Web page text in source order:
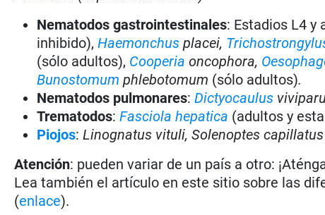
Nematodos gastrointestinales: Estadios L4 y
inhibido),Haemonchus placei,
(sólo adultos), Cooperia oncophora,
Bunostomum phlebotomum (sólo adultos).
Nematodos pulmonares: Dictyocaulus
Trematodos:Fasciola hepatica (adultos y
Piojos:Linognatus vituli,Solenoptes
Atención: pueden variar de un país a otro:
Lea también el artículo en este sitio sobre las
(enlace).